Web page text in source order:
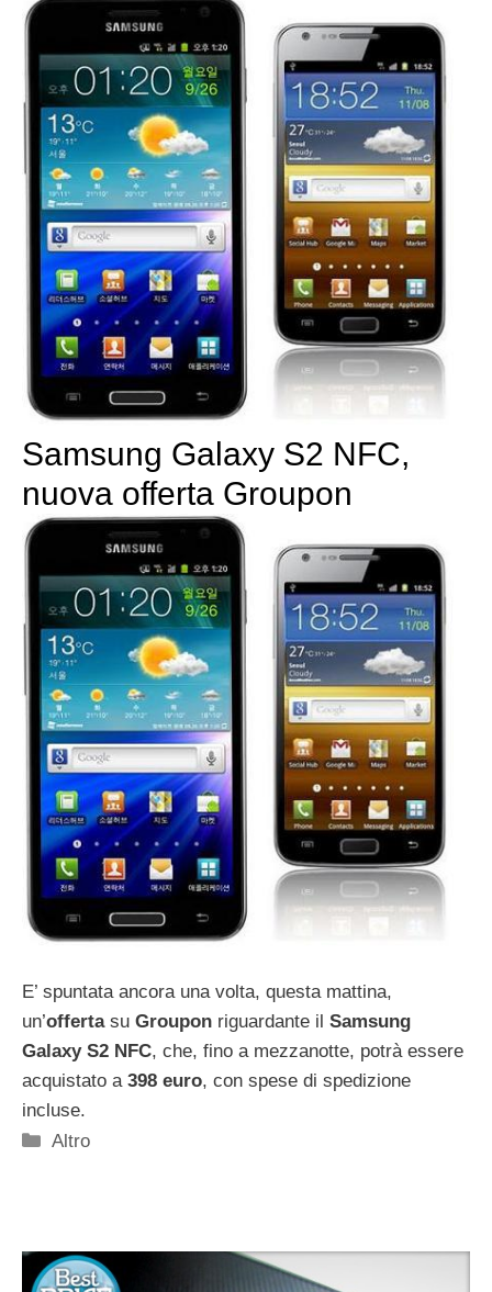
Samsung Galaxy S2 NFC,
nuova offerta Groupon
E’ spuntata ancora una volta, questa mattina,
un’offertasu Groupon riguardante il Samsung
Galaxy S2 NFC, che, fino a mezzanotte, potrà essere
acquistato a 398 euro, con spese di spedizione
incluse.
Categorie
Altro